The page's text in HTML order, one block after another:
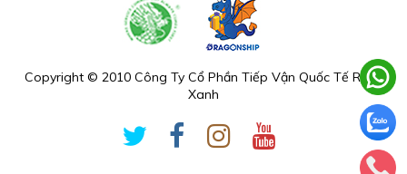
Copyright © 2010 Công Ty Cổ Phần Tiếp Vận Quốc Tế Rồng
Xanh